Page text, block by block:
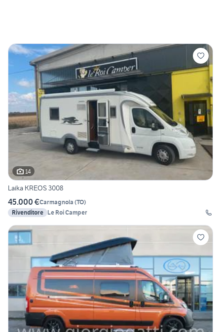
14
Laika KREOS 3008
45.000 €Carmagnola (TO)
Rivenditore Le Roi Camper